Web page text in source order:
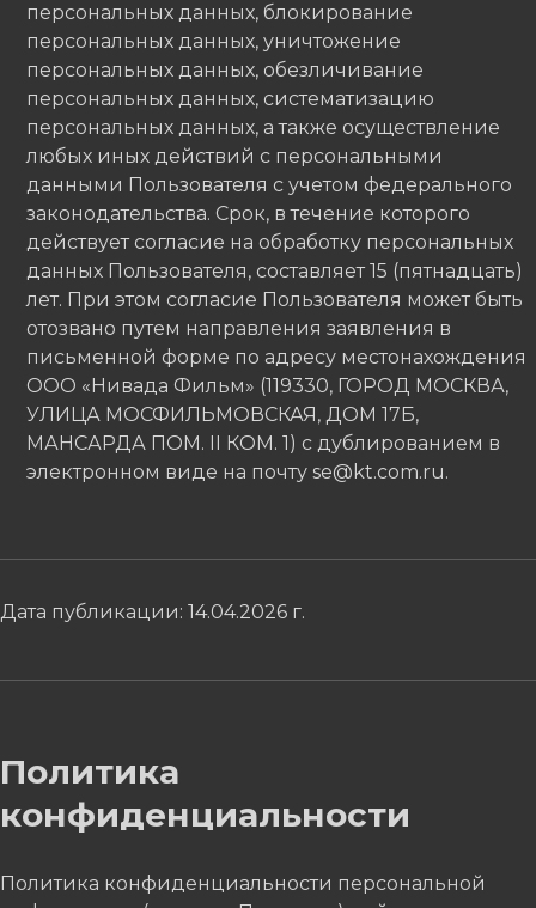
персональных данных, блокирование
персональных данных, уничтожение
персональных данных, обезличивание
персональных данных, систематизацию
персональных данных, а также осуществление
любых иных действий с персональными
данными Пользователя с учетом федерального
законодательства. Срок, в течение которого
действует согласие на обработку персональных
данных Пользователя, составляет 15 (пятнадцать)
лет. При этом согласие Пользователя может быть
отозвано путем направления заявления в
письменной форме по адресу местонахождения
ООО «Нивада Фильм» (119330, ГОРОД МОСКВА,
УЛИЦА МОСФИЛЬМОВСКАЯ, ДОМ 17Б,
МАНСАРДА ПОМ. II КОМ. 1) с дублированием в
электронном виде на почту se@kt.com.ru.
Дата публикации: 14.04.2026 г.
Политика
конфиденциальности
Политика конфиденциальности персональной